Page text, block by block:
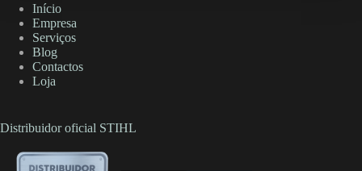
Início
Empresa
Serviços
Blog
Contactos
Loja
Distribuidor oficial STIHL